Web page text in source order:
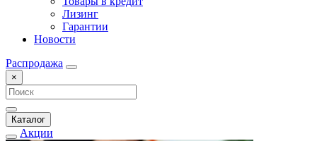
Лизинг
Гарантии
Новости
Распродажа
×
Каталог
Акции